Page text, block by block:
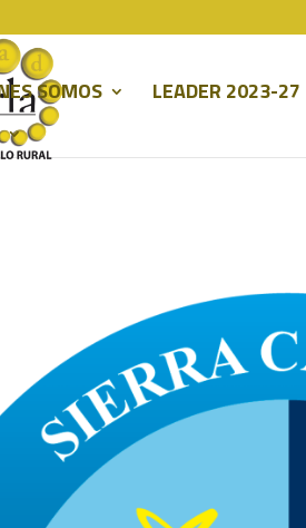
SOMOS LEADER 2023-27